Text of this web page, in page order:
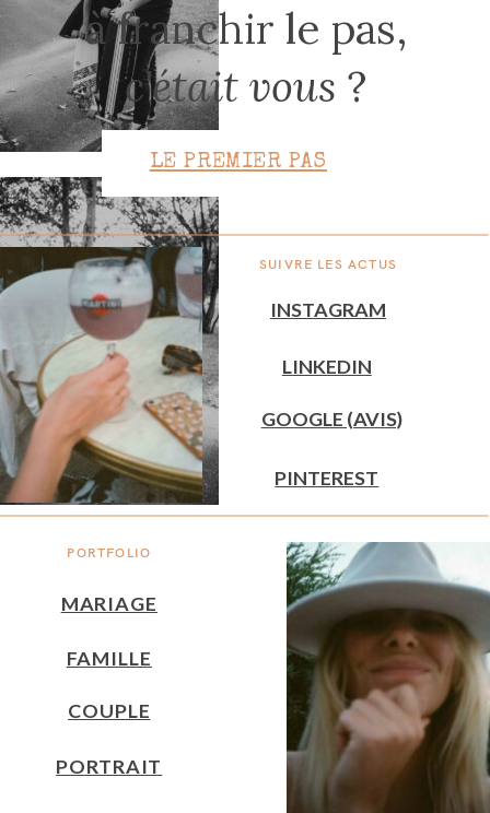
PORTFOLIO
SUIVRE LES ACTUS
à franchir le pas,
c'était vous ?
MARIAGE
INSTAGRAM
GOOGLE (AVIS)
FAMILLE
PINTEREST
COUPLE
LINKEDIN
PORTRAIT
LE PREMIER PAS